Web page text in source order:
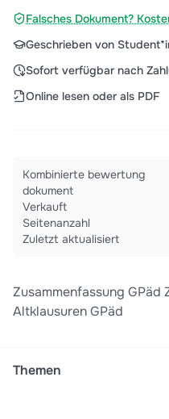
Falsches Dokument?
Geschrieben von
Sofort verfügbar nach
Online lesen oder als PDF
Kombinierte bewertung
dokument
Verkauft
Seitenanzahl
Zuletzt aktualisiert
Zusammenfassung GPäd
Altklausuren GPäd
Themen